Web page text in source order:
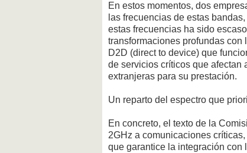
En estos momentos, dos
las frecuencias de estas
estas frecuencias ha sido
transformaciones profundas
D2D (direct to device) que
de servicios críticos que afectan
extranjeras para su prestación.
Un reparto del espectro que
En concreto, el texto de la
2GHz a comunicaciones
que garantice la integración con